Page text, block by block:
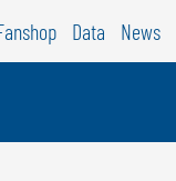
Data News